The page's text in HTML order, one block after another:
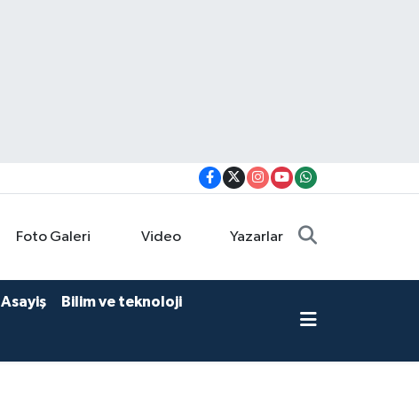
Foto Galeri Video Yazarlar
Asayiş Bilim ve teknoloji